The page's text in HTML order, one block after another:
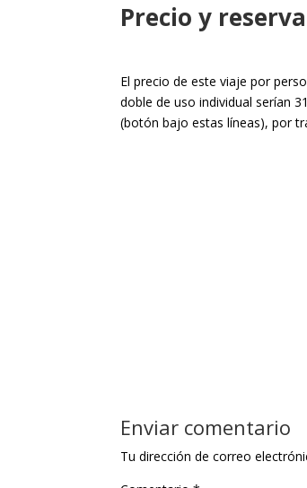
Precio y reserva
El precio de este viaje por
doble de uso individual serían
(botón bajo estas líneas), por
Enviar comentario
Tu dirección de correo